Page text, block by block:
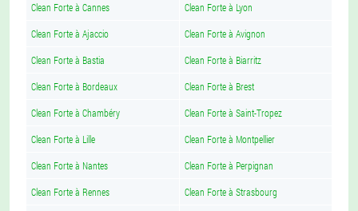
Clean Forte à Cannes Clean Forte à Lyon
Clean Forte à Ajaccio Clean Forte à Avignon
Clean Forte à Bastia Clean Forte à Biarritz
Clean Forte à Bordeaux Clean Forte à Brest
Clean Forte à Chambéry Clean Forte à Saint-Tropez
Clean Forte à Lille Clean Forte à Montpellier
Clean Forte à Nantes Clean Forte à Perpignan
Clean Forte à Rennes Clean Forte à Strasbourg